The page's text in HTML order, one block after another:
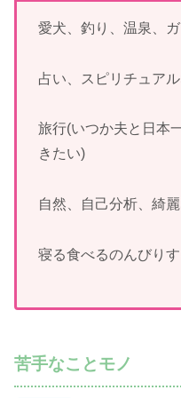
愛犬、釣り、温泉、
占い、スピリチュア
旅行(いつか夫と日本
きたい)
自然、自己分析、綺
寝る食べるのんびり
苦手なことモノ